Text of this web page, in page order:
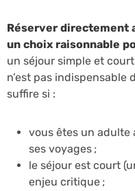
Réserver directement
un choix raisonnable
un séjour simple et
n’est pas indispensable
suffire si :
vous êtes un adulte
ses voyages ;
le séjour est court
enjeu critique ;